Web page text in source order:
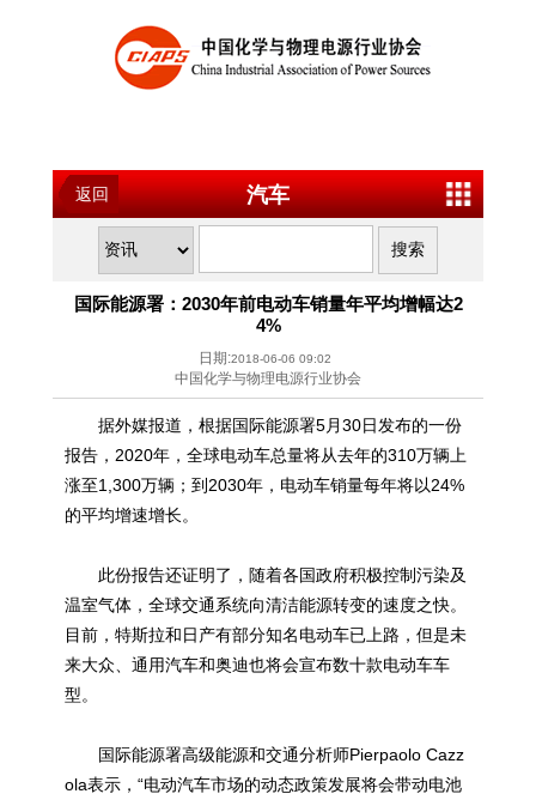
返回 汽车
国际能源署：2030年前电动车销量年平均增幅达2
4%
日期:2018-06-06 09:02
中国化学与物理电源行业协会
据外媒报道，根据国际能源署5月30日发布的一份
报告，2020年，全球电动车总量将从去年的310万辆上
涨至1,300万辆；到2030年，电动车销量每年将以24%
的平均增速增长。
此份报告还证明了，随着各国政府积极控制污染及
温室气体，全球交通系统向清洁能源转变的速度之快。
目前，特斯拉和日产有部分知名电动车已上路，但是未
来大众、通用汽车和奥迪也将会宣布数十款电动车车
型。
国际能源署高级能源和交通分析师Pierpaolo Cazz
ola表示，“电动汽车市场的动态政策发展将会带动电池